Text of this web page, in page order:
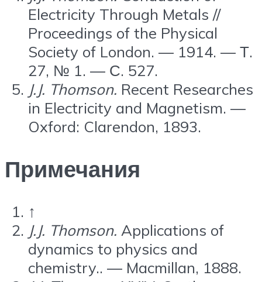
Electricity Through Metals //
Proceedings of the Physical
Society of London. — 1914. — Т.
27, № 1. — С. 527.
J.J. Thomson. Recent Researches
in Electricity and Magnetism. —
Oxford: Clarendon, 1893.
Примечания
↑
J.J. Thomson. Applications of
dynamics to physics and
chemistry.. — Macmillan, 1888.